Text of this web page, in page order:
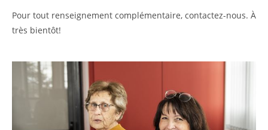
Pour tout renseignement complémentaire, contactez-nous. À
très bientôt!